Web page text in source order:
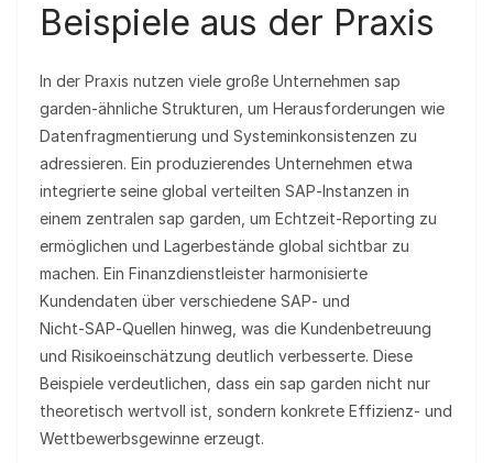
Beispiele aus der Praxis
In der Praxis nutzen viele große Unternehmen sap
garden‑ähnliche Strukturen, um Herausforderungen wie
Datenfragmentierung und Systeminkonsistenzen zu
adressieren. Ein produzierendes Unternehmen etwa
integrierte seine global verteilten SAP‑Instanzen in
einem zentralen sap garden, um Echtzeit‑Reporting zu
ermöglichen und Lagerbestände global sichtbar zu
machen. Ein Finanzdienstleister harmonisierte
Kundendaten über verschiedene SAP‑ und
Nicht‑SAP‑Quellen hinweg, was die Kundenbetreuung
und Risikoeinschätzung deutlich verbesserte. Diese
Beispiele verdeutlichen, dass ein sap garden nicht nur
theoretisch wertvoll ist, sondern konkrete Effizienz‑ und
Wettbewerbsgewinne erzeugt.